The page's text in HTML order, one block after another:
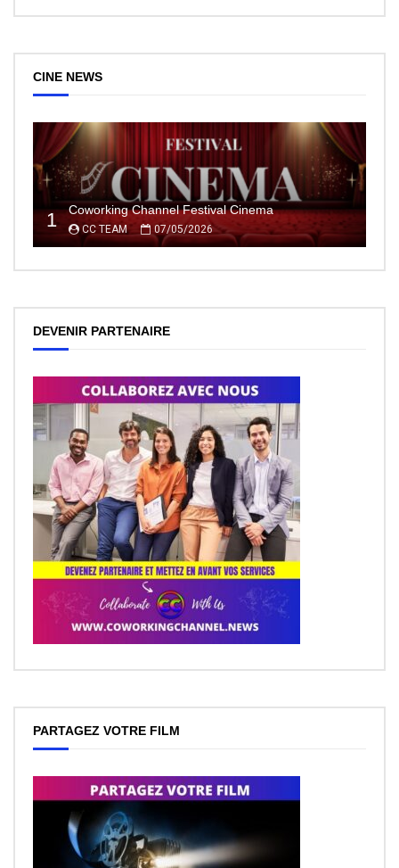
CINE NEWS
1 Coworking Channel Festival Cinema
CC TEAM 07/05/2026
DEVENIR PARTENAIRE
PARTAGEZ VOTRE FILM